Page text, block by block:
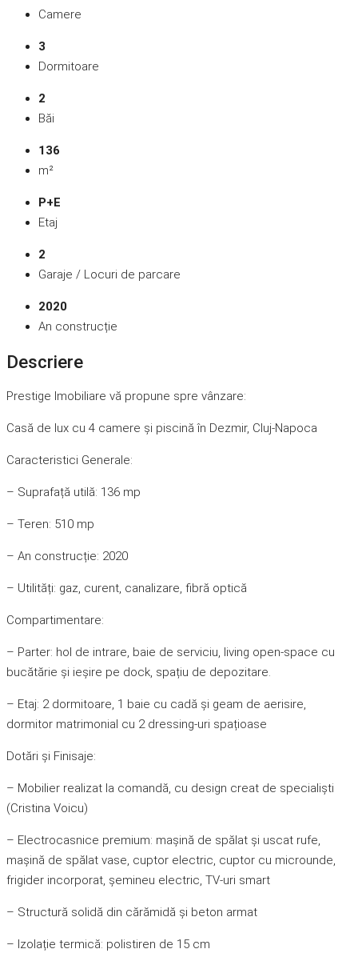
Camere
3
Dormitoare
2
Băi
136
m²
P+E
Etaj
2
Garaje / Locuri de parcare
2020
An construcție
Descriere
Prestige Imobiliare vă propune spre vânzare:
Casă de lux cu 4 camere și piscină în Dezmir, Cluj-Napoca
Caracteristici Generale:
– Suprafață utilă: 136 mp
– Teren: 510 mp
– An construcție: 2020
– Utilități: gaz, curent, canalizare, fibră optică
Compartimentare:
– Parter: hol de intrare, baie de serviciu, living open-space cu
bucătărie și ieșire pe dock, spațiu de depozitare.
– Etaj: 2 dormitoare, 1 baie cu cadă și geam de aerisire,
dormitor matrimonial cu 2 dressing-uri spațioase
Dotări și Finisaje:
– Mobilier realizat la comandă, cu design creat de specialiști
(Cristina Voicu)
– Electrocasnice premium: mașină de spălat și uscat rufe,
mașină de spălat vase, cuptor electric, cuptor cu microunde,
frigider incorporat, șemineu electric, TV-uri smart
– Structură solidă din cărămidă și beton armat
– Izolație termică: polistiren de 15 cm